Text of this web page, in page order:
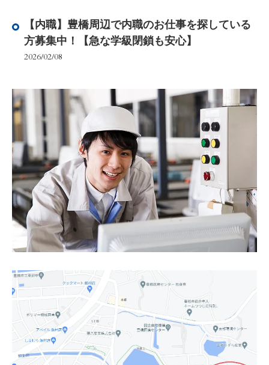
【内職】豊橋周辺で内職のお仕事を探している
方募集中！【急な学級閉鎖も安心】
2026/02/08